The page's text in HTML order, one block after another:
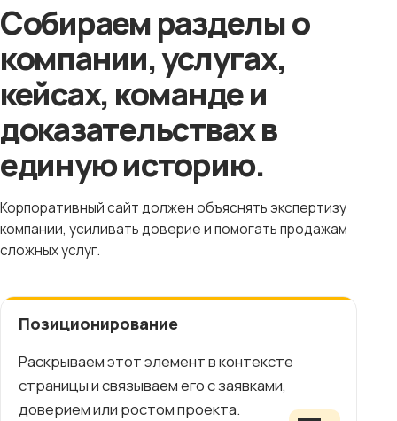
Собираем разделы о
компании, услугах,
кейсах, команде и
доказательствах в
единую историю.
Корпоративный сайт должен объяснять экспертизу
компании, усиливать доверие и помогать продажам
сложных услуг.
Позиционирование
Раскрываем этот элемент в контексте
страницы и связываем его с заявками,
доверием или ростом проекта.